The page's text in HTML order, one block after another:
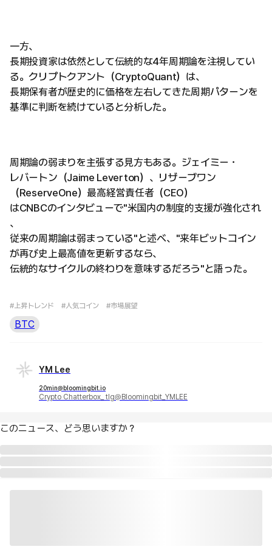
一方、
長期投資家は依然として伝統的な4年周期論を注視してい
る。クリプトクアント（CryptoQuant）は、
長期保有者が歴史的に価格を左右してきた周期パターンを
基準に判断を続けていると分析した。
周期論の弱まりを主張する見方もある。ジェイミー・
レバートン（Jaime Leverton）、リザーブワン
（ReserveOne）最高経営責任者（CEO）
はCNBCのインタビューで"米国内の制度的支援が強化され
、
従来の周期論は弱まっている"と述べ、"来年ビットコイン
が再び史上最高値を更新するなら、
伝統的なサイクルの終わりを意味するだろう"と語った。
#上昇トレンド #人気コイン #市場展望
BTC
YM Lee
20min@bloomingbit.io
Crypto Chatterbox_ tlg@Bloomingbit_YMLEE
このニュース、どう思いますか？